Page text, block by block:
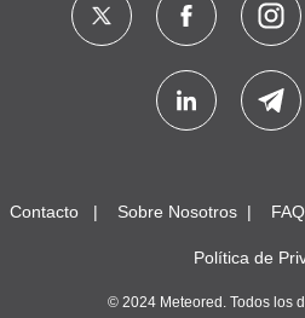
Contacto Sobre Nosotros FAQ
Política de
© 2024 Meteored. Todos los